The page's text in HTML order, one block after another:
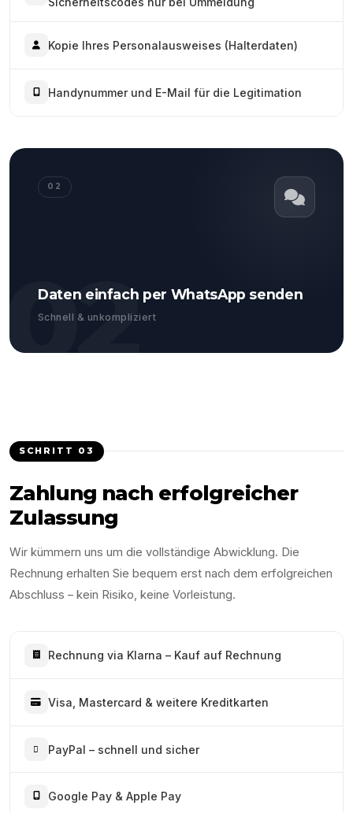
Kopie Ihres Personalausweises (Halterdaten)
Handynummer und E-Mail für die Legitimation
02
02
Daten einfach per WhatsApp senden
Schnell & unkompliziert
SCHRITT 03
Zahlung nach erfolgreicher
Zulassung
Wir kümmern uns um die vollständige Abwicklung. Die
Rechnung erhalten Sie bequem erst nach dem erfolgreichen
Abschluss – kein Risiko, keine Vorleistung.
Rechnung via Klarna – Kauf auf Rechnung
Visa, Mastercard & weitere Kreditkarten
PayPal – schnell und sicher
Google Pay & Apple Pay